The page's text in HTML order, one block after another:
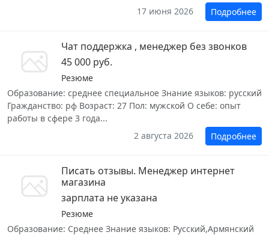
17 июня 2026
Подробнее
Чат поддержка , менеджер без звонков
45 000 руб.
Резюме
Образование: среднее специальное Знание языков: русский
Гражданство: рф Возраст: 27 Пол: мужской О себе: опыт
работы в сфере 3 года...
2 августа 2026
Подробнее
Писать отзывы. Менеджер интернет
магазина
зарплата не указана
Резюме
Образование: Среднее Знание языков: Русский,Армянский